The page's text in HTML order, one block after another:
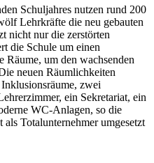
Schuljahres nutzen rund 200
Lehrkräfte die neu gebauten
nicht nur die zerstörten
die Schule um einen
Räume, um den wachsenden
neuen Räumlichkeiten
zwei
ein Sekretariat, ein
WC-Anlagen, so die
als Totalunternehmer umgesetzt